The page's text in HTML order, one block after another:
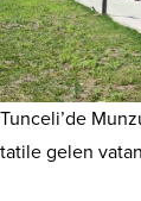
Tunceli’de
tatile gelen